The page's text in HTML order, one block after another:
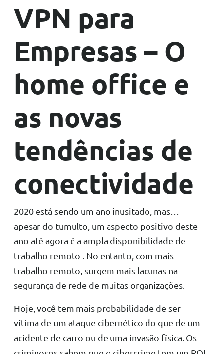
VPN para
Empresas – O
home office e
as novas
tendências de
conectividade
2020 está sendo um ano inusitado, mas…
apesar do tumulto, um aspecto positivo deste
ano até agora é a ampla disponibilidade de
trabalho remoto . No entanto, com mais
trabalho remoto, surgem mais lacunas na
segurança de rede de muitas organizações.
Hoje, você tem mais probabilidade de ser
vítima de um ataque cibernético do que de um
acidente de carro ou de uma invasão física. Os